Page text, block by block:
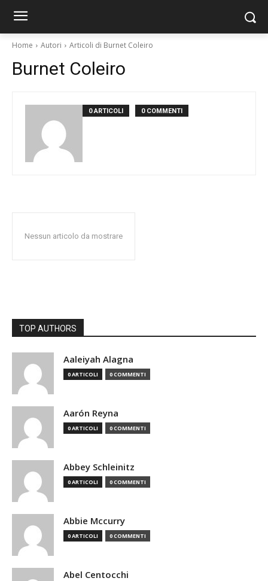
Home Autori Articoli di Burnet Coleiro
Burnet Coleiro
0 ARTICOLI 0 COMMENTI
Nessun articolo da mostrare
TOP AUTHORS
Aaleiyah Alagna
0 ARTICOLI 0 COMMENTI
Aarón Reyna
0 ARTICOLI 0 COMMENTI
Abbey Schleinitz
0 ARTICOLI 0 COMMENTI
Abbie Mccurry
0 ARTICOLI 0 COMMENTI
Abel Centocchi